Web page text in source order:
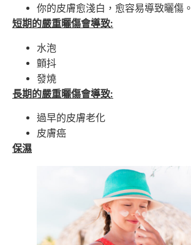
你的皮膚愈淺白，愈容易導致曬傷。
短期的嚴重曬傷會導致:
水泡
顫抖
發燒
長期的嚴重曬傷會導致:
過早的皮膚老化
皮膚癌
保濕